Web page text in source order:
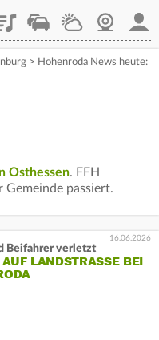
StaupilotWetterWebcam
> Hohenroda News heute:
Osthessen. FFH
Gemeinde passiert.
16.06.2026
Beifahrer verletzt
LANDSTRASSE BEI H